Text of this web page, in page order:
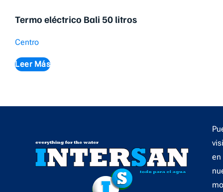
Termo eléctrico Bali 50 litros
Centro
Leer Más
en